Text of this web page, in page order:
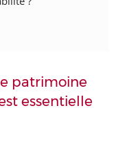
patrimoine
essentielle